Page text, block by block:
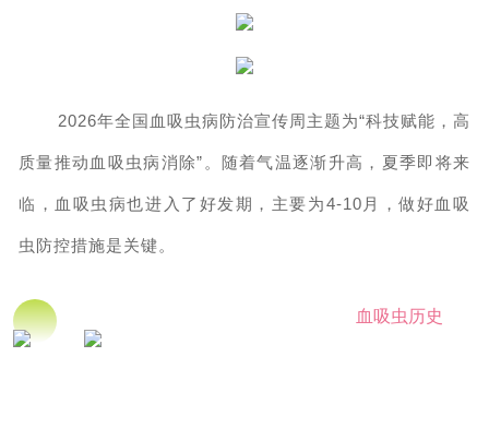
2026年全国血吸虫病防治宣传周主题为“科技赋能，高
质量推动血吸虫病消除”。随着气温逐渐升高，夏季即将来
临，血吸虫病也进入了好发期，主要为4-10月，做好血吸
虫防控措施是关键。
血吸虫历史